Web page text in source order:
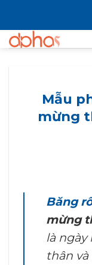
nội
dung
Mẫu
mừng
Băng
mừng
là
thân